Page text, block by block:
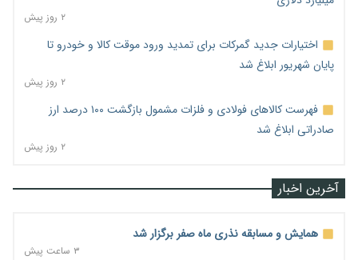
۲ روز پیش
اختیارات جدید گمرکات برای تمدید ورود موقت کالا و خودرو تا
پایان شهریور ابلاغ شد
۲ روز پیش
فهرست کالاهای فولادی و فلزات مشمول بازگشت ۱۰۰ درصد ارز
صادراتی ابلاغ شد
۲ روز پیش
آخرین اخبار
همایش و مسابقه نذری ماه صفر برگزار شد
۳ ساعت پیش